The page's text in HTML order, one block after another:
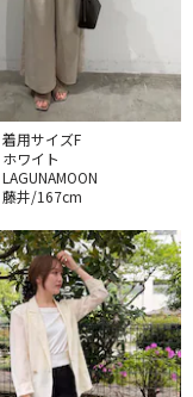
着用サイズF
ホワイト
LAGUNAMOON
藤井/167cm